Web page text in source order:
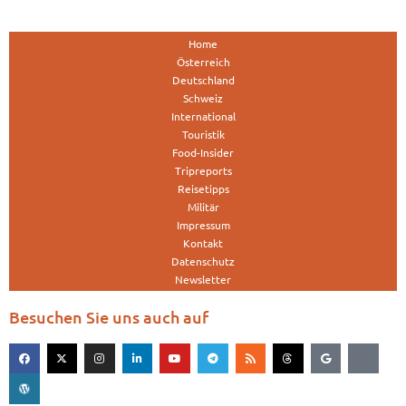
Home
Österreich
Deutschland
Schweiz
International
Touristik
Food-Insider
Tripreports
Reisetipps
Militär
Impressum
Kontakt
Datenschutz
Newsletter
Besuchen Sie uns auch auf